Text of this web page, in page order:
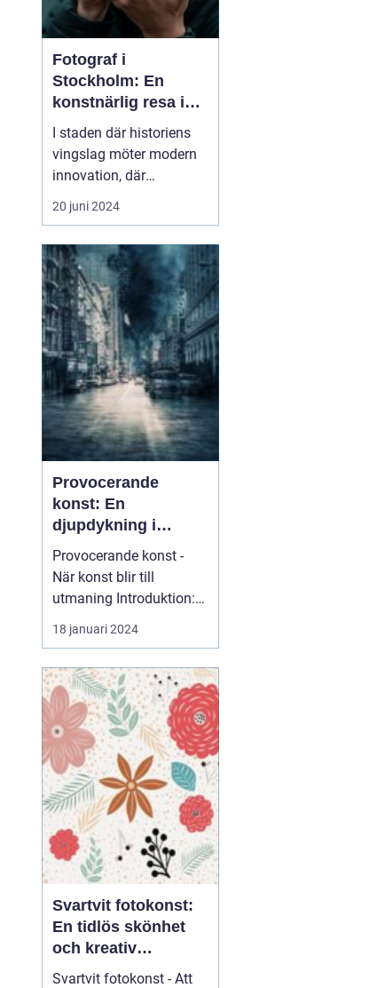
Fotograf i
Stockholm: En
konstnärlig resa i
huvudstaden
I staden där historiens
vingslag möter modern
innovation, där
drottningens slott
speglar sig i glittrande
skärgårdens skönhet
ringlar sig in i urbana
neondrömmar, där finner
vi en...
20 juni 2024
Provocerande
konst: En
djupdykning i
utmanande
formgivning
Provocerande konst -
När konst blir till
utmaning Introduktion:
Provocerande konst är
en...
18 januari 2024
Svartvit fotokonst:
En tidlös skönhet
och kreativ
uttrycksform
Svartvit fotokonst - Att